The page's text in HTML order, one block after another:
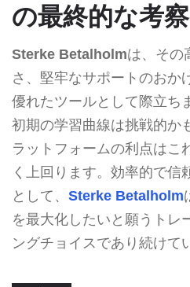
の最終的な考察
Sterke Betalholmは、その
さ、堅牢なサポートのおか
優れたツールとして際立ち
初期の学習曲線は挑戦的か
ラットフォームの利点はこ
く上回ります。効率的で信
として、 Sterke Betalholm
を最大化したいと願うトレ
ングチョイスであり続けて